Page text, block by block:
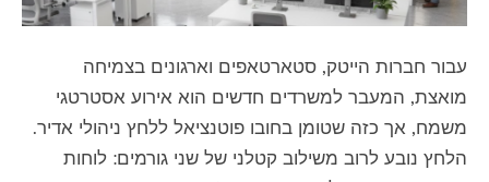
עבור חברות הייטק, סטארטאפים וארגונים בצמיחה
מואצת, המעבר למשרדים חדשים הוא אירוע אסטרטגי
משמח, אך כזה שטומן בחובו פוטנציאל ללחץ ניהולי אדיר.
הלחץ נובע לרוב משילוב קטלני של שני גורמים: לוחות